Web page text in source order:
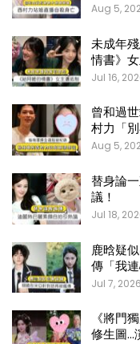
Aug 5,
未成年
情書》
Jul 16,
曾和過
村力「
Aug 5,
替身論
議！
Jul 18,
鹿晗疑
傳「我
Jul 7, 2026
《將門
修生圖…